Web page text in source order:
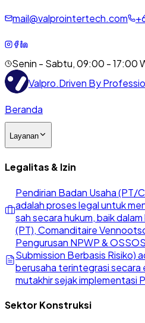
mail@valprointertech.com +
Senin - Sabtu, 09:00 - 17:00
Valpro.Driven By
Beranda
Layanan
Legalitas & Izin
Pendirian Badan Usaha (PT/
adalah proses legal untuk
sah secara hukum, baik
(PT), Comanditaire
Pengurusan NPWP & OSS
Submission Berbasis Risiko)
berusaha terintegrasi secara
mutakhir sejak implementasi
Sektor Konstruksi